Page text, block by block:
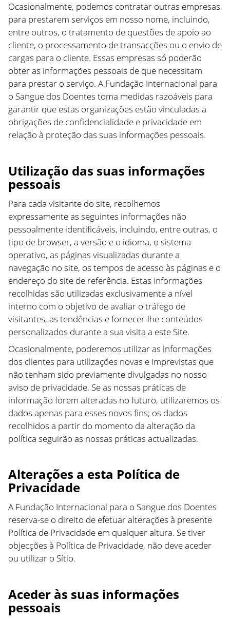
Ocasionalmente, podemos contratar outras empresas
para prestarem serviços em nosso nome, incluindo,
entre outros, o tratamento de questões de apoio ao
cliente, o processamento de transacções ou o envio de
cargas para o cliente. Essas empresas só poderão
obter as informações pessoais de que necessitam
para prestar o serviço. A Fundação Internacional para
o Sangue dos Doentes toma medidas razoáveis para
garantir que estas organizações estão vinculadas a
obrigações de confidencialidade e privacidade em
relação à proteção das suas informações pessoais.
Utilização das suas informações
pessoais
Para cada visitante do site, recolhemos
expressamente as seguintes informações não
pessoalmente identificáveis, incluindo, entre outras, o
tipo de browser, a versão e o idioma, o sistema
operativo, as páginas visualizadas durante a
navegação no site, os tempos de acesso às páginas e o
endereço do site de referência. Estas informações
recolhidas são utilizadas exclusivamente a nível
interno com o objetivo de avaliar o tráfego de
visitantes, as tendências e fornecer-lhe conteúdos
personalizados durante a sua visita a este Site.
Ocasionalmente, poderemos utilizar as informações
dos clientes para utilizações novas e imprevistas que
não tenham sido previamente divulgadas no nosso
aviso de privacidade. Se as nossas práticas de
informação forem alteradas no futuro, utilizaremos os
dados apenas para esses novos fins; os dados
recolhidos a partir do momento da alteração da
política seguirão as nossas práticas actualizadas.
Alterações a esta Política de
Privacidade
A Fundação Internacional para o Sangue dos Doentes
reserva-se o direito de efetuar alterações à presente
Política de Privacidade em qualquer altura. Se tiver
objecções à Política de Privacidade, não deve aceder
ou utilizar o Sítio.
Aceder às suas informações
pessoais